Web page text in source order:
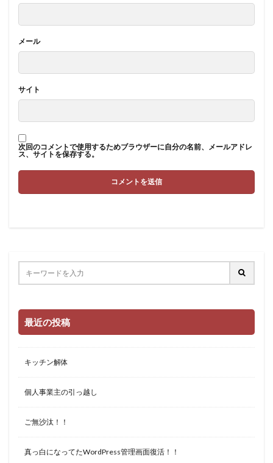
メール
サイト
次回のコメントで使用するためブラウザーに自分の名前、メールアドレ
ス、サイトを保存する。
最近の投稿
キッチン解体
個人事業主の引っ越し
ご無沙汰！！
真っ白になってたWordPress管理画面復活！！